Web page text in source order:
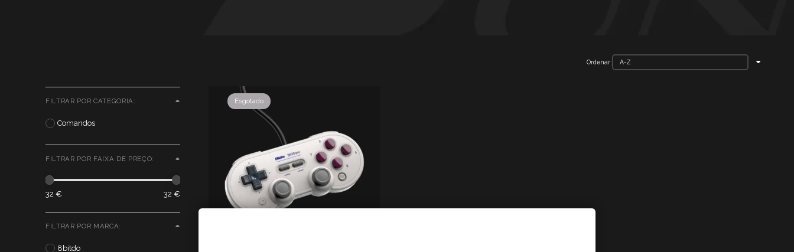
FILTRAR POR CATEGORIA:
Comandos
FILTRAR POR FAIXA DE PREÇO:
32 € 32 €
FILTRAR POR MARCA:
8bitdo
Ordenar:
Esgotado